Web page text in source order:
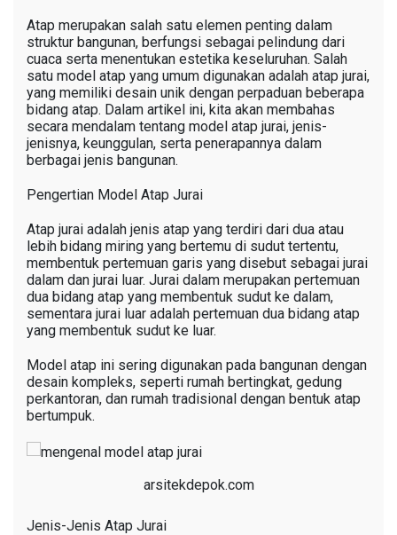
Atap merupakan salah satu elemen penting dalam
struktur bangunan, berfungsi sebagai pelindung dari
cuaca serta menentukan estetika keseluruhan. Salah
satu model atap yang umum digunakan adalah atap jurai,
yang memiliki desain unik dengan perpaduan beberapa
bidang atap. Dalam artikel ini, kita akan membahas
secara mendalam tentang model atap jurai, jenis-
jenisnya, keunggulan, serta penerapannya dalam
berbagai jenis bangunan.
Pengertian Model Atap Jurai
Atap jurai adalah jenis atap yang terdiri dari dua atau
lebih bidang miring yang bertemu di sudut tertentu,
membentuk pertemuan garis yang disebut sebagai jurai
dalam dan jurai luar. Jurai dalam merupakan pertemuan
dua bidang atap yang membentuk sudut ke dalam,
sementara jurai luar adalah pertemuan dua bidang atap
yang membentuk sudut ke luar.
Model atap ini sering digunakan pada bangunan dengan
desain kompleks, seperti rumah bertingkat, gedung
perkantoran, dan rumah tradisional dengan bentuk atap
bertumpuk.
arsitekdepok.com
Jenis-Jenis Atap Jurai